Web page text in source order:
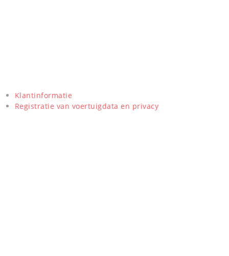
Klantinformatie
Registratie van voertuigdata en privacy